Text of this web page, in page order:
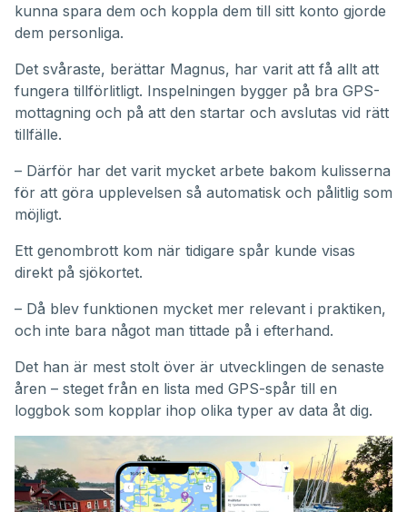
kunna spara dem och koppla dem till sitt konto gjorde
dem personliga.
Det svåraste, berättar Magnus, har varit att få allt att
fungera tillförlitligt. Inspelningen bygger på bra GPS-
mottagning och på att den startar och avslutas vid rätt
tillfälle.
– Därför har det varit mycket arbete bakom kulisserna
för att göra upplevelsen så automatisk och pålitlig som
möjligt.
Ett genombrott kom när tidigare spår kunde visas
direkt på sjökortet.
– Då blev funktionen mycket mer relevant i praktiken,
och inte bara något man tittade på i efterhand.
Det han är mest stolt över är utvecklingen de senaste
åren – steget från en lista med GPS-spår till en
loggbok som kopplar ihop olika typer av data åt dig.